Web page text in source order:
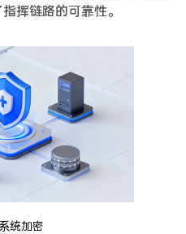
挥链路的可靠性。
统加密